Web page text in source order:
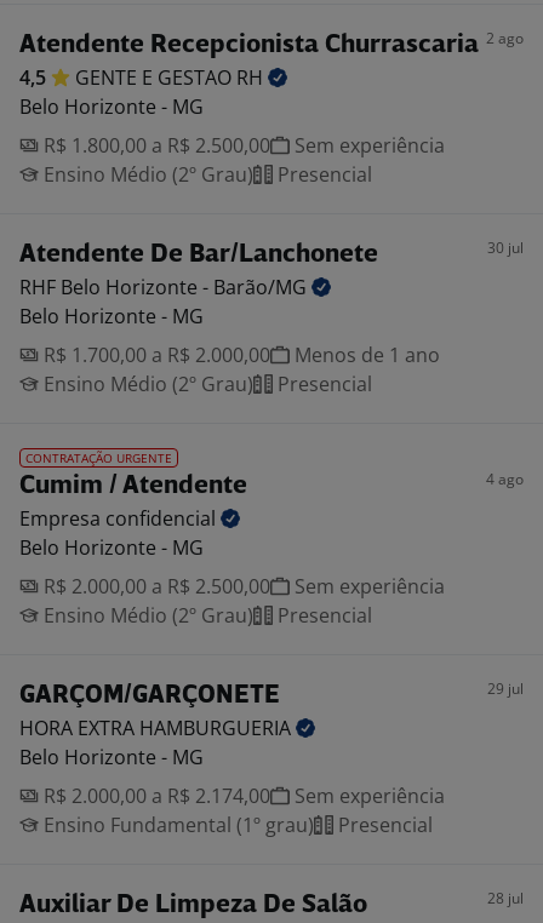
Atendente Recepcionista Churrascaria 2 ago
4,5 GENTE E GESTAO RH
Belo Horizonte - MG
R$ 1.800,00 a R$ 2.500,00
Sem experiência
Ensino Médio (2º Grau)
Presencial
Atendente De Bar/Lanchonete 30 jul
RHF Belo Horizonte - Barão/MG
Belo Horizonte - MG
R$ 1.700,00 a R$ 2.000,00
Menos de 1 ano
Ensino Médio (2º Grau)
Presencial
CONTRATAÇÃO URGENTE
Cumim / Atendente 4 ago
Empresa confidencial
Belo Horizonte - MG
R$ 2.000,00 a R$ 2.500,00
Sem experiência
Ensino Médio (2º Grau)
Presencial
GARÇOM/GARÇONETE 29 jul
HORA EXTRA HAMBURGUERIA
Belo Horizonte - MG
R$ 2.000,00 a R$ 2.174,00
Sem experiência
Ensino Fundamental (1º grau)
Presencial
Auxiliar De Limpeza De Salão 28 jul